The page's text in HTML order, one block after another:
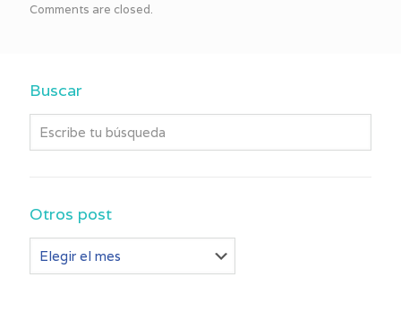
Comments are closed.
Buscar
Otros post
post